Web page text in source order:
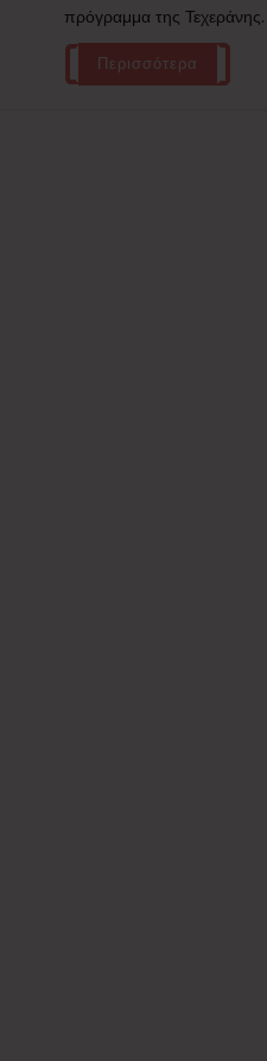
πρόγραμμα της Τεχεράνης.
Περισσότερα